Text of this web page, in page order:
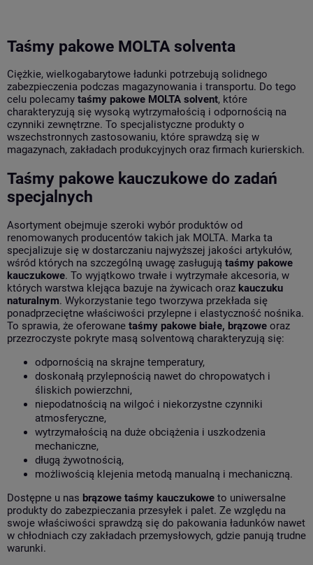
Taśmy pakowe MOLTA solventa
Ciężkie, wielkogabarytowe ładunki potrzebują solidnego
zabezpieczenia podczas magazynowania i transportu. Do tego
celu polecamy taśmy pakowe MOLTA solvent, które
charakteryzują się wysoką wytrzymałością i odpornością na
czynniki zewnętrzne. To specjalistyczne produkty o
wszechstronnych zastosowaniu, które sprawdzą się w
magazynach, zakładach produkcyjnych oraz firmach kurierskich.
Taśmy pakowe kauczukowe do zadań
specjalnych
Asortyment obejmuje szeroki wybór produktów od
renomowanych producentów takich jak MOLTA. Marka ta
specjalizuje się w dostarczaniu najwyższej jakości artykułów,
wśród których na szczególną uwagę zasługują taśmy pakowe
kauczukowe. To wyjątkowo trwałe i wytrzymałe akcesoria, w
których warstwa klejąca bazuje na żywicach oraz kauczuku
naturalnym. Wykorzystanie tego tworzywa przekłada się
ponadprzeciętne właściwości przylepne i elastyczność nośnika.
To sprawia, że oferowane taśmy pakowe białe, brązowe oraz
przezroczyste pokryte masą solventową charakteryzują się:
odpornością na skrajne temperatury,
doskonałą przylepnością nawet do chropowatych i
śliskich powierzchni,
niepodatnością na wilgoć i niekorzystne czynniki
atmosferyczne,
wytrzymałością na duże obciążenia i uszkodzenia
mechaniczne,
długą żywotnością,
możliwością klejenia metodą manualną i mechaniczną.
Dostępne u nas brązowe taśmy kauczukowe to uniwersalne
produkty do zabezpieczania przesyłek i palet. Ze względu na
swoje właściwości sprawdzą się do pakowania ładunków nawet
w chłodniach czy zakładach przemysłowych, gdzie panują trudne
warunki.